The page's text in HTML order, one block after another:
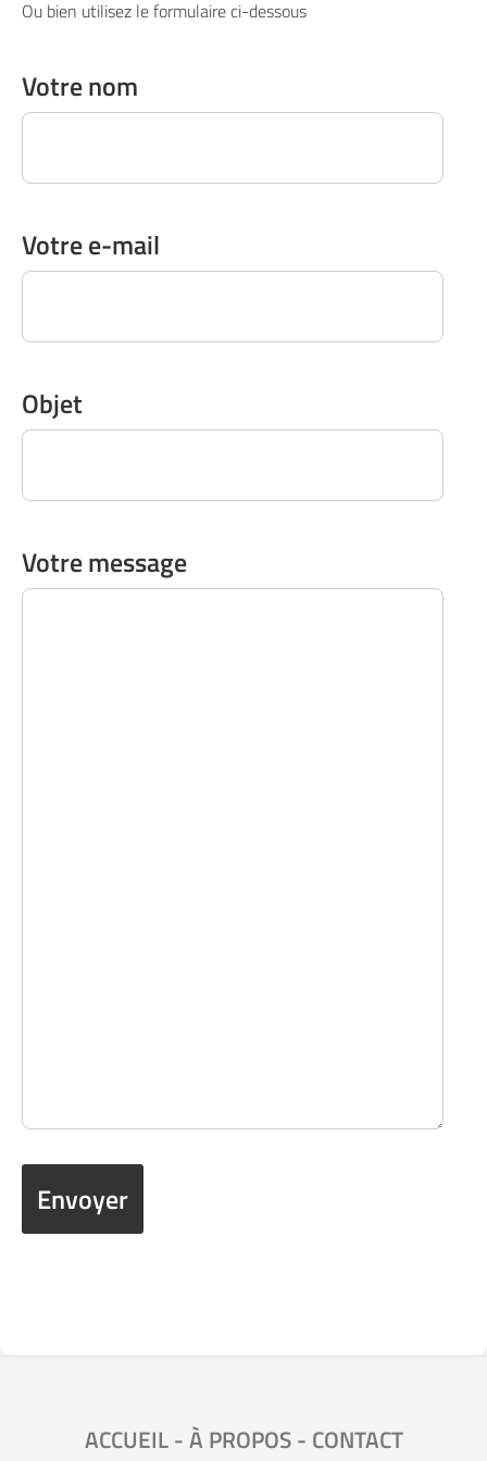
Ou bien utilisez le formulaire ci-dessous
Votre nom
Votre e-mail
Objet
Votre message
ACCUEIL-À PROPOS- CONTACT